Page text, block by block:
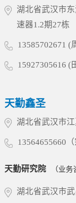
殷切期望。天
营经济高质量
核心特色，深
一流、国际知
湖北省武汉市
速器1.2期27栋
13585702671 (
15927305616 (
天勤鑫圣
湖北省武汉市
13564655660（
天勤研究院 （业务
湖北省武汉市